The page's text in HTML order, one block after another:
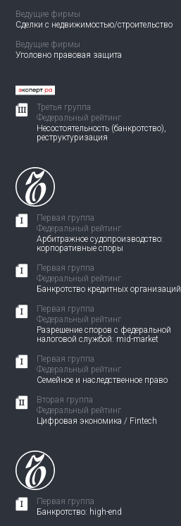
Ведущие фирмы
Сделки с недвижимостью/строительство
Ведущие фирмы
Уголовно правовая защита
Третья группа
Федеральный рейтинг
Несостоятельность (банкротство),
реструктуризация
Первая группа
Федеральный рейтинг
Арбитражное судопроизводство:
корпоративные споры
Первая группа
Федеральный рейтинг
Банкротство кредитных организаций
Первая группа
Федеральный рейтинг
Разрешение споров с федеральной
налоговой службой: mid-market
Первая группа
Федеральный рейтинг
Семейное и наследственное право
Вторая группа
Федеральный рейтинг
Цифровая экономика / Fintech
Первая группа
Банкротство: high-end